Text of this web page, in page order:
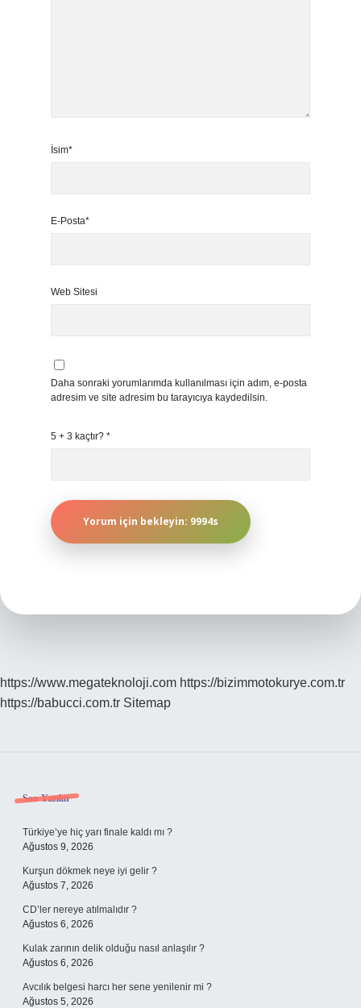
İsim*
E-Posta*
Web Sitesi
Daha sonraki yorumlarımda kullanılması için adım, e-posta
adresim ve site adresim bu tarayıcıya kaydedilsin.
5 + 3 kaçtır? *
https://www.megateknoloji.com https://bizimmotokurye.com.tr
https://babucci.com.tr Sitemap
Sidebar
Son Yazılar
Türkiye’ye hiç yarı finale kaldı mı ?
Ağustos 9, 2026
Kurşun dökmek neye iyi gelir ?
Ağustos 7, 2026
CD’ler nereye atılmalıdır ?
Ağustos 6, 2026
Kulak zarının delik olduğu nasıl anlaşılır ?
Ağustos 6, 2026
Avcılık belgesi harcı her sene yenilenir mi ?
Ağustos 5, 2026